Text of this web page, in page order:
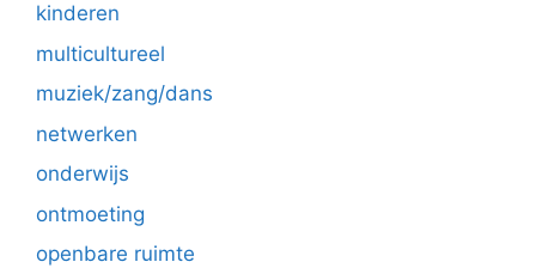
kinderen
multicultureel
muziek/zang/dans
netwerken
onderwijs
ontmoeting
openbare ruimte